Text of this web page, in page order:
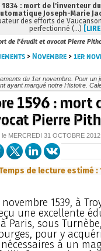
de l’érudit et avocat Pierre
>Novembre >1er
du 1er novembre. Pour un
ayant marqué notre Histoire.
1596 : mort
Pierre
le MERCREDI 31 OCTOBRE 2012
de lecture estimé :
novembre 1539, à
une excellente
Paris, sous
pour y
à un
1834 : mort de l'inventeur
Joseph-Marie
des efforts de
perfectionné (…)